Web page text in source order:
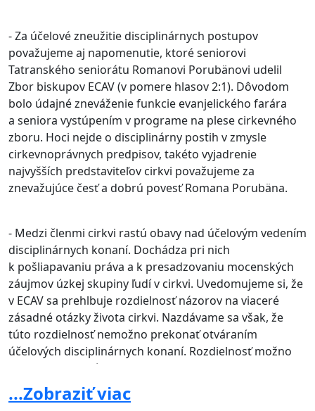
- Za účelové zneužitie disciplinárnych postupov
považujeme aj napomenutie, ktoré seniorovi
Tatranského seniorátu Romanovi Porubänovi udelil
Zbor biskupov ECAV (v pomere hlasov 2:1). Dôvodom
bolo údajné zneváženie funkcie evanjelického farára
a seniora vystúpením v programe na plese cirkevného
zboru. Hoci nejde o disciplinárny postih v zmysle
cirkevnoprávnych predpisov, takéto vyjadrenie
najvyšších predstaviteľov cirkvi považujeme za
znevažujúce česť a dobrú povesť Romana Porubäna.
- Medzi členmi cirkvi rastú obavy nad účelovým vedením
disciplinárnych konaní. Dochádza pri nich
k pošliapavaniu práva a k presadzovaniu mocenských
záujmov úzkej skupiny ľudí v cirkvi. Uvedomujeme si, že
v ECAV sa prehlbuje rozdielnosť názorov na viaceré
zásadné otázky života cirkvi. Nazdávame sa však, že
túto rozdielnosť nemožno prekonať otváraním
účelových disciplinárnych konaní. Rozdielnosť možno
prekonať len neúnavnou snahou o rozhovor
a zmierenie a vo viacerých prípadoch aj ochotou
akceptovať zdravú mieru rôznosti v cirkvi.
...Zobraziť viac